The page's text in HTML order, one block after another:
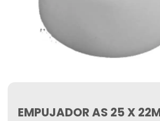
EMPUJADOR AS 25 X